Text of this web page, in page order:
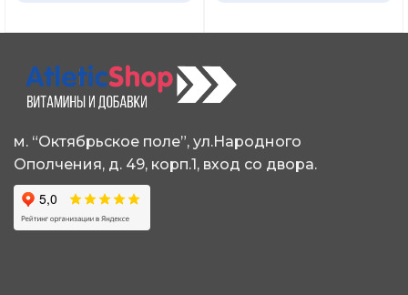
вариаций.
можно
выбрать
на
товара.
вариаций.
можно
выбрать
товара.
м. “Октябрьское поле”, ул.Народного
Ополчения, д. 49, корп.1, вход со двора.